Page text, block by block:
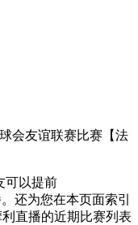
会友谊联赛比赛【法
可以提前
还为您在本页面索引
直播的近期比赛列表